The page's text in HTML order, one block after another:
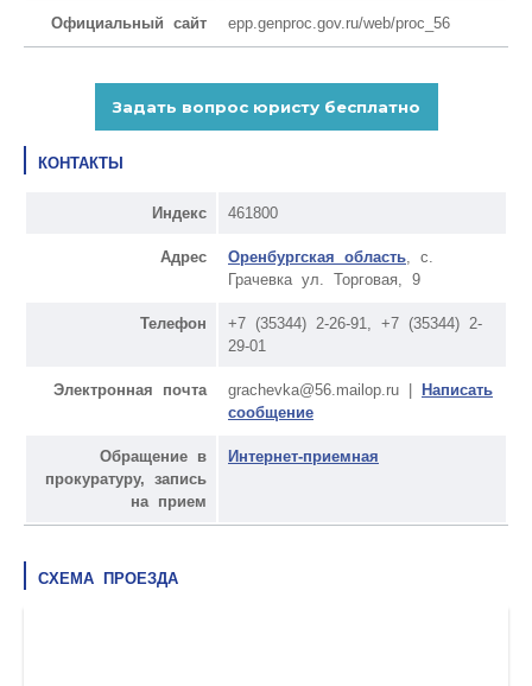
Официальный сайт epp.genproc.gov.ru/web/proc_56
КОНТАКТЫ
Индекс 461800
Адрес Оренбургская область , с.
Грачевка ул. Торговая, 9
Телефон
+7 (35344) 2-26-91, +7 (35344) 2-
29-01
Электронная почта grachevka@56.mailop.ru |
Написать
сообщение
Обращение в
прокуратуру, запись
на прием
Интернет-приемная
СХЕМА ПРОЕЗДА